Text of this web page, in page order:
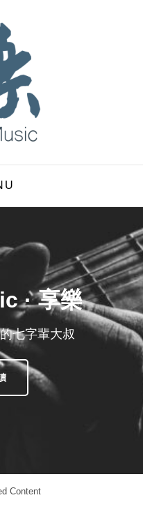
樂
叔
· 享樂
七字輩大叔
SHAREMUSIC
Content